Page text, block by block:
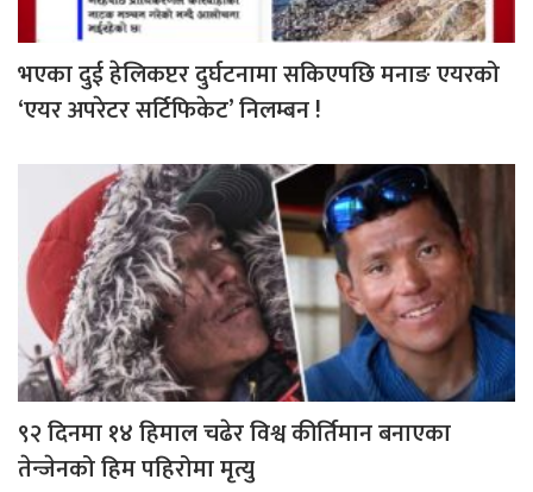
भएका दुई हेलिकप्टर दुर्घटनामा सकिएपछि मनाङ एयरको
‘एयर अपरेटर सर्टिफिकेट’ निलम्बन !
९२ दिनमा १४ हिमाल चढेर विश्व कीर्तिमान बनाएका
तेन्जेनको हिम पहिरोमा मृत्यु